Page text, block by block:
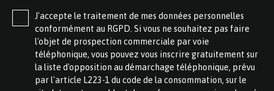
J'accepte le traitement de mes données personnelles
conformément au RGPD. Si vous ne souhaitez pas faire
l'objet de prospection commerciale par voie
téléphonique, vous pouvez vous inscrire gratuitement sur
la liste d'opposition au démarchage téléphonique, prévu
par l'article L223-1 du code de la consommation, sur le